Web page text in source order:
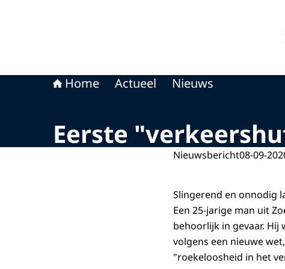
Home Actueel Nieuws
Eerste
Nieuwsbericht08-09-
Slingerend en onnodig
Een 25-jarige man uit
behoorlijk in gevaar. Hij
volgens een nieuwe
"roekeloosheid in het